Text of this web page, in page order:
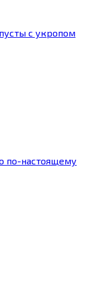
с укропом
по-настоящему